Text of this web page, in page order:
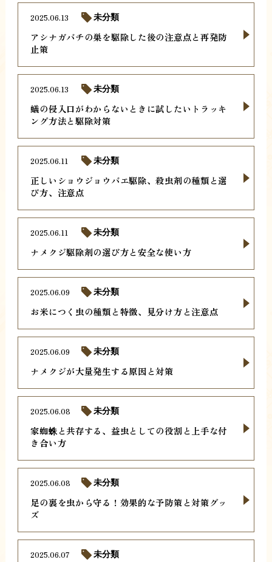
アシナガバチの巣を駆除した後の注意点と再発防
止策
2025.06.13 未分類
蟻の侵入口がわからないときに試したいトラッキ
ング方法と駆除対策
2025.06.13 未分類
正しいショウジョウバエ駆除、殺虫剤の種類と選
び方、注意点
2025.06.11 未分類
ナメクジ駆除剤の選び方と安全な使い方
2025.06.11 未分類
お米につく虫の種類と特徴、見分け方と注意点
2025.06.09 未分類
ナメクジが大量発生する原因と対策
2025.06.09 未分類
家蜘蛛と共存する、益虫としての役割と上手な付
き合い方
2025.06.08 未分類
足の裏を虫から守る！効果的な予防策と対策グッ
ズ
2025.06.08 未分類
2025.06.07 未分類